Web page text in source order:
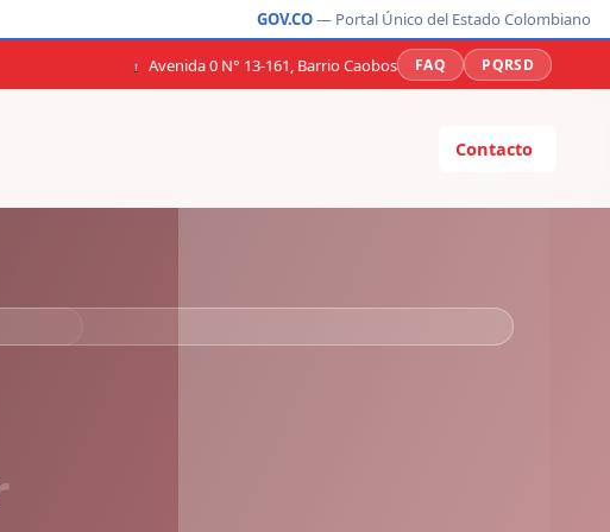
GOV.CO— Portal Único del Estado Colombiano
Avenida 0 N° 13-161, Barrio Caobos FAQ PQRSD
Contacto